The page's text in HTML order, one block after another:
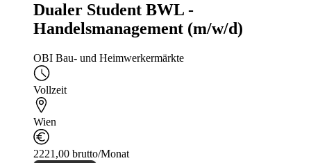
Dualer Student BWL -
Handelsmanagement (m/w/d)
OBI Bau- und Heimwerkermärkte
Vollzeit
Wien
2221,00 brutto/Monat